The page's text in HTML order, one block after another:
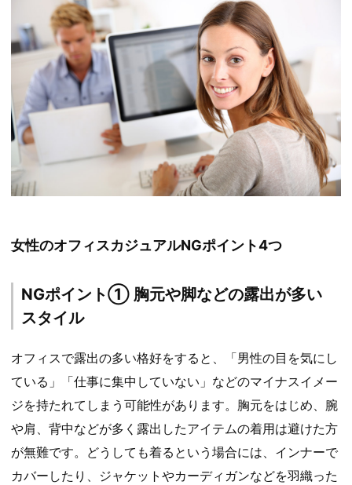
女性のオフィスカジュアルNGポイント4つ
NGポイント① 胸元や脚などの露出が多い
スタイル
オフィスで露出の多い格好をすると、「男性の目を気にし
ている」「仕事に集中していない」などのマイナスイメー
ジを持たれてしまう可能性があります。胸元をはじめ、腕
や肩、背中などが多く露出したアイテムの着用は避けた方
が無難です。どうしても着るという場合には、インナーで
カバーしたり、ジャケットやカーディガンなどを羽織った